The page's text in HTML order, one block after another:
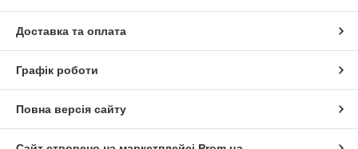
Доставка та оплата
Графік роботи
Повна версія сайту